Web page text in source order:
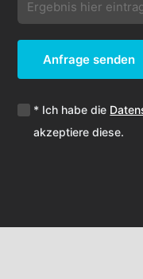
Anfrage senden
* Ich habe die
akzeptiere diese.